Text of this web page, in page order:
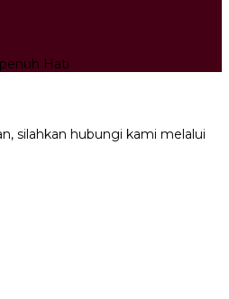
Hati
silahkan hubungi kami melalui